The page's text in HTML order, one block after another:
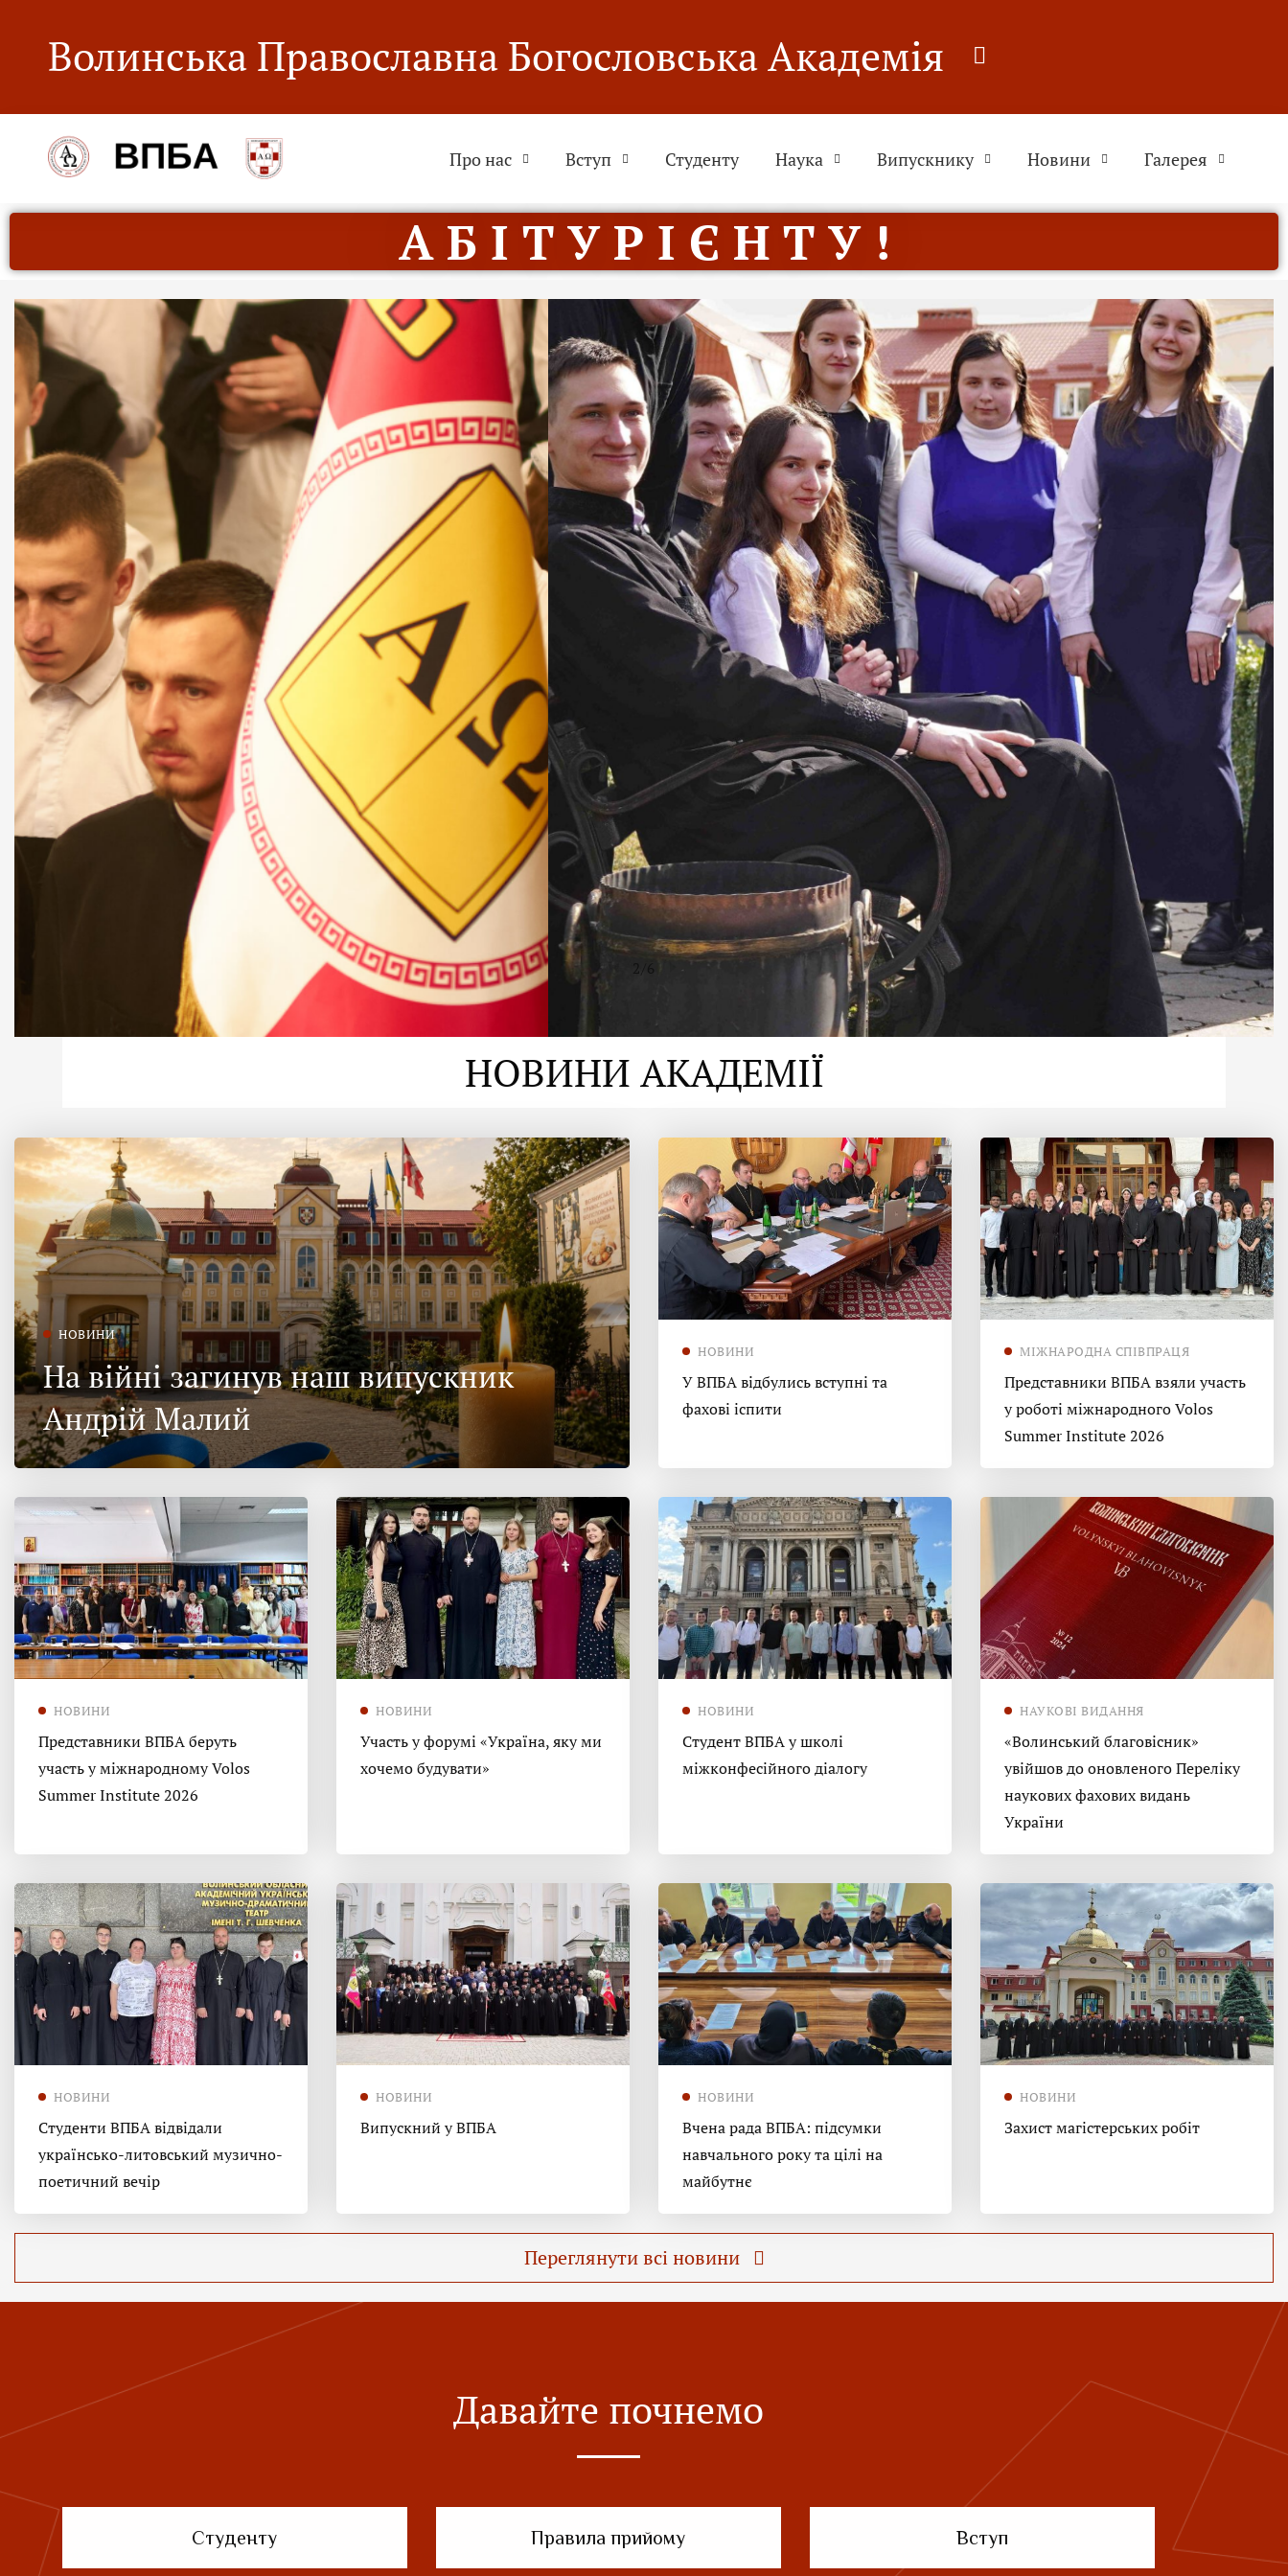
Волинська Православна Богословська Академія
Про нас Вступ Студенту Наука Випускнику Новини Галерея
А Б І Т У Р І Є Н Т У !
ДУХОВНО СИЛЬНІ!
ВПБА — спільнота, де
формується покликання
Читати більше
2
НОВИНИ АКАДЕМІЇ
НОВИНИ
На війні загинув наш випускник
Андрій Малий
НОВИНИ
У ВПБА відбулись вступні та
фахові іспити
МІЖНАРОДНА СПІВПРАЦЯ
Представники ВПБА взяли участь
у роботі міжнародного Volos
Summer Institute 2026
НОВИНИ
Представники ВПБА беруть
участь у міжнародному Volos
Summer Institute 2026
НОВИНИ
Участь у форумі «Україна, яку ми
хочемо будувати»
НОВИНИ
Студент ВПБА у школі
міжконфесійного діалогу
НАУКОВІ ВИДАННЯ
«Волинський благовісник»
увійшов до оновленого Переліку
наукових фахових видань
України
НОВИНИ
Студенти ВПБА відвідали
українсько-литовський музично-
поетичний вечір
НОВИНИ
Випускний у ВПБА
НОВИНИ
Вчена рада ВПБА: підсумки
навчального року та цілі на
майбутнє
НОВИНИ
Захист магістерських робіт
Переглянути всі новини
Давайте почнемо
Студенту Правила прийому Вступ